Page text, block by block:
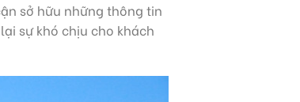
sở hữu những thông tin
sự khó chịu cho khách